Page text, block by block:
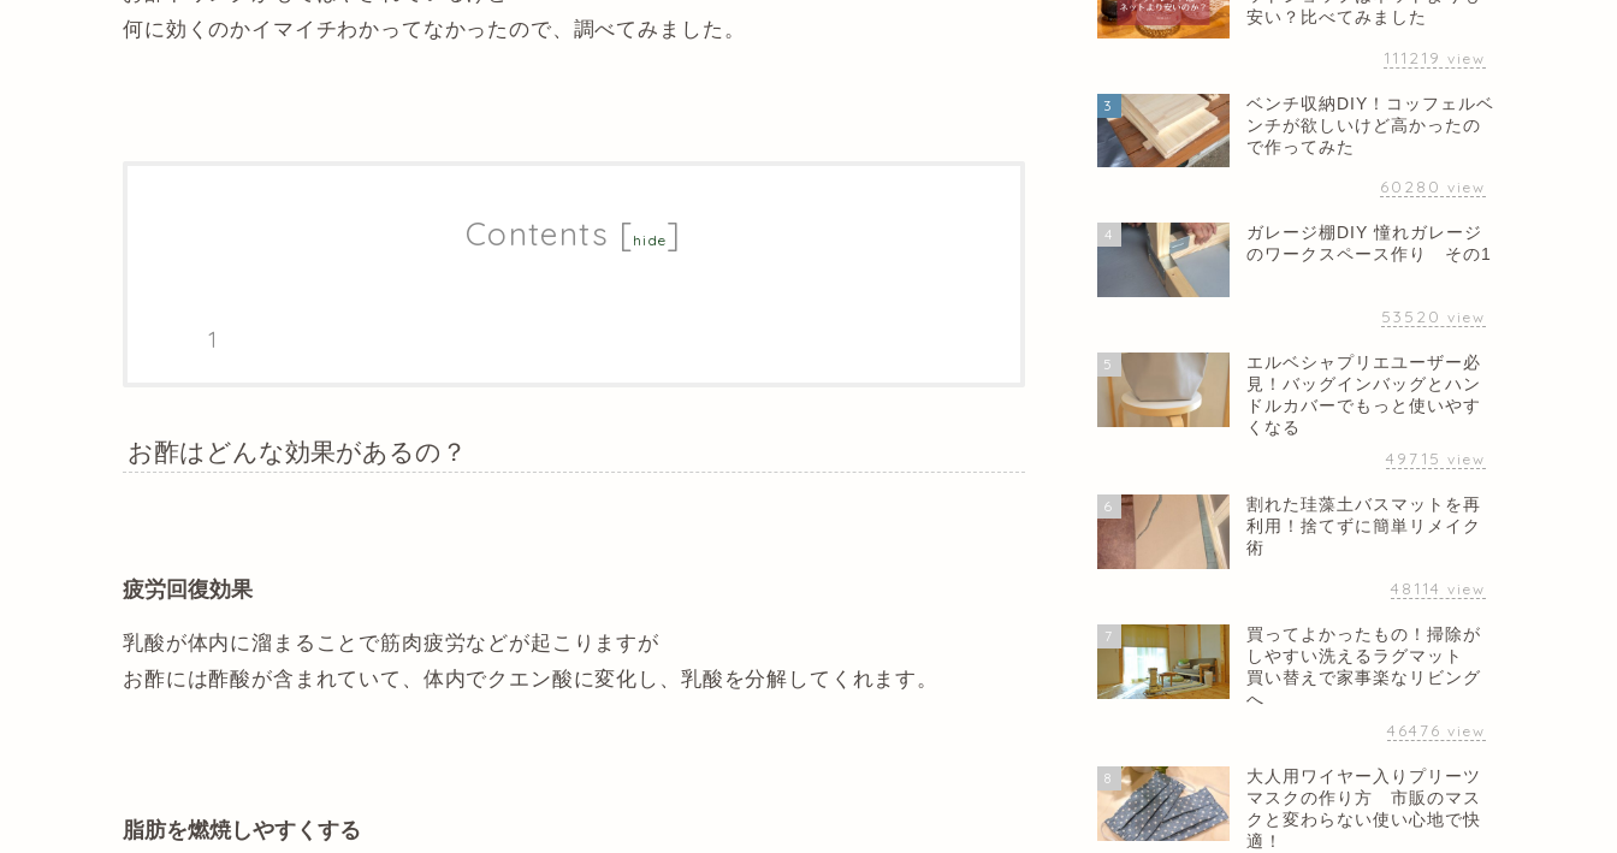
何に効くのかイマイチわかってなかったので、調べてみました。
Contents [hide]
お酢はどんな効果があるの？
疲労回復効果
乳酸が体内に溜まることで筋肉疲労などが起こりますが
お酢には酢酸が含まれていて、体内でクエン酸に変化し、乳酸を分解してくれます。
脂肪を燃焼しやすくする
安い？比べてみました
111219 view
3
ベンチ収納DIY！コッフェルベ
ンチが欲しいけど高かったの
で作ってみた
60280 view
4
ガレージ棚DIY 憧れガレージ
のワークスペース作り その1
53520 view
5
エルベシャプリエユーザー必
見！バッグインバッグとハン
ドルカバーでもっと使いやす
くなる
49715 view
6
割れた珪藻土バスマットを再
利用！捨てずに簡単リメイク
術
48114 view
7
買ってよかったもの！掃除が
しやすい洗えるラグマット
買い替えで家事楽なリビング
へ
46476 view
8
大人用ワイヤー入りプリーツ
マスクの作り方 市販のマス
クと変わらない使い心地で快
適！